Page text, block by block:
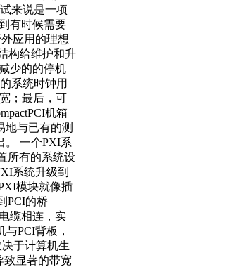
来说是一项
有时候需要
应用的理想
构给维护和升
少的的停机
系统时钟用
；最后，可
机箱
地与已有的测
。 一个PXI系
所有的系统设
系统升级到
模块就像插
PCI的桥
缆相连，实
PCI背板，
于计算机生
致显著的带宽